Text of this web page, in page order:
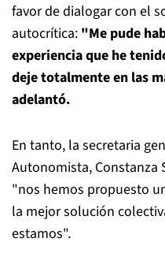
favor de dialogar con el
autocrítica: "Me pude
experiencia que he
deje totalmente en las
adelantó.
En tanto, la secretaria
Autonomista, Constanza
"nos hemos propuesto
la mejor solución
estamos".